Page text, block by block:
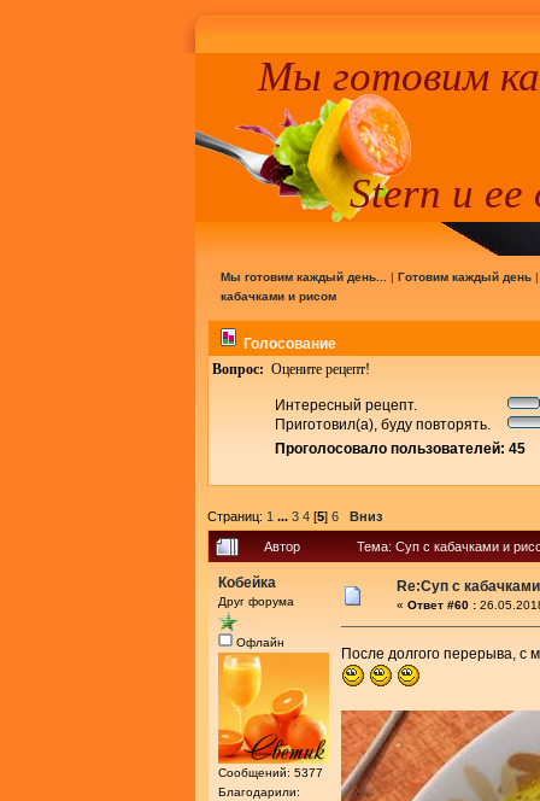
Мы готовим
Stern и ее
Мы готовим каждый день... | Готовим каждый день
кабачками и рисом
Голосование
Вопрос: Оцените рецепт!
Интересный рецепт.
Приготовил(а), буду повторять.
Проголосовало пользователей: 45
Страниц: 1 ... 3 4 [5] 6 Вниз
Автор Тема: Суп с кабачками и
Кобейка
Друг форума
Офлайн
Сообщений: 5377
Благодарили:
Re:Суп с
« Ответ #60 :
После долгого перерыва,